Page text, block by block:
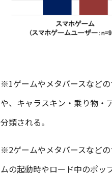
※1ゲームやメタバースなど
や、キャラスキン・乗り物・
分類される。
※2ゲームやメタバースなど
ムの起動時やロード中のポッ